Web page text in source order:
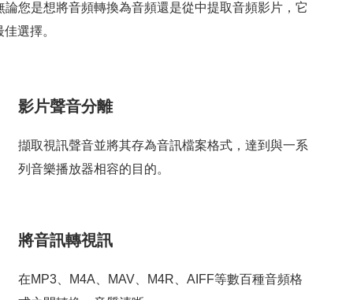
論您是想將音頻轉換為音頻還是從中提取音頻影片，它
選擇。
影片聲音分離
擷取視訊聲音並將其存為音訊檔案格式，達到與一系
列音樂播放器相容的目的。
將音訊轉視訊
在MP3、M4A、MAV、M4R、AIFF等數百種音頻格